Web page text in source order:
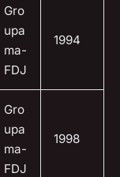
Gro
upa
ma-
FDJ
1994
Gro
upa
ma-
FDJ
1998